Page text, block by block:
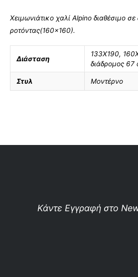
Χειμωνιάτικο χαλί Alpino διαθέσιμο
ροτόντας(160×160).
Διάσταση
133Χ190,
διάδρομος 67
Στυλ Μοντέρνο
Κάντε Εγγραφή στο